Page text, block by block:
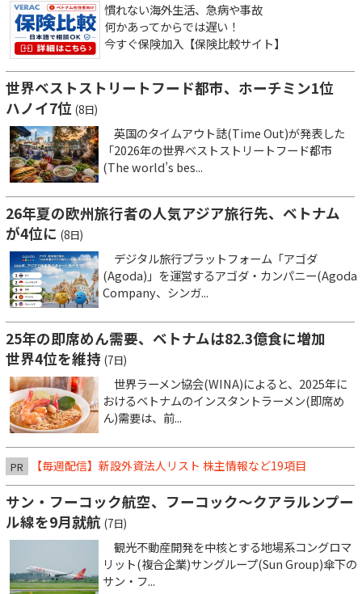
慣れない海外生活、急病や事故
何かあってからでは遅い！
今すぐ保険加入【保険比較サイト】
世界ベストストリートフード都市、ホーチミン1位
ハノイ7位 (8日)
英国のタイムアウト誌(Time Out)が発表した
「2026年の世界ベストストリートフード都市
(The world’s bes...
26年夏の欧州旅行者の人気アジア旅行先、ベトナム
が4位に (8日)
デジタル旅行プラットフォーム「アゴダ
(Agoda)」を運営するアゴダ・カンパニー(Agoda
Company、シンガ...
25年の即席めん需要、ベトナムは82.3億食に増加
世界4位を維持 (7日)
世界ラーメン協会(WINA)によると、2025年に
おけるベトナムのインスタントラーメン(即席め
ん)需要は、前...
PR 【毎週配信】新設外資法人リスト 株主情報など19項目
サン・フーコック航空、フーコック～クアラルンプー
ル線を9月就航 (7日)
観光不動産開発を中核とする地場系コングロマ
リット(複合企業)サングループ(Sun Group)傘下の
サン・フ...